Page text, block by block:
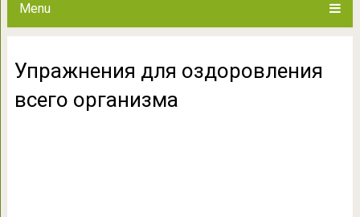
Menu
Упражнения для оздоровления
всего организма